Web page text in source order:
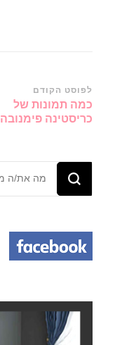
ניווט
ברשומות
לפוסט הקודם
כמה תמונות של
כריסטינה פימנובה
מחפש/ת
משהו?